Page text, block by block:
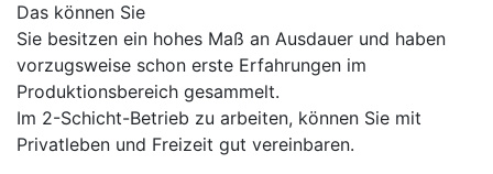
Das können Sie
Sie besitzen ein hohes Maß an Ausdauer und haben
vorzugsweise schon erste Erfahrungen im
Produktionsbereich gesammelt.
Im 2-Schicht-Betrieb zu arbeiten, können Sie mit
Privatleben und Freizeit gut vereinbaren.